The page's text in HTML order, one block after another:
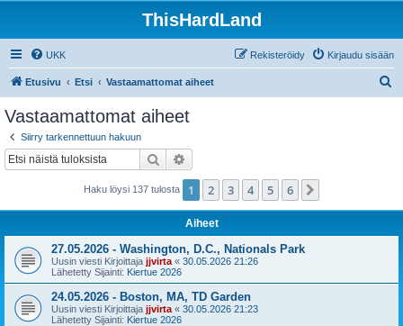
ThisHardLand
UKK Kirjaudu sisään
Rekisteröidy
Etusivu Etsi Vastaamattomat aiheet
Vastaamattomat aiheet
Siirry tarkennettuun hakuun
Etsi
Haku löysi 137 tulosta 1 2 3 4 5 6
Aiheet
27.05.2026 - Washington, D.C., Nationals Park
Uusin viesti Kirjoittaja jjvirta « 30.05.2026 21:26
Lähetetty Sijainti: Kiertue 2026
24.05.2026 - Boston, MA, TD Garden
Uusin viesti Kirjoittaja jjvirta « 30.05.2026 21:23
Lähetetty Sijainti: Kiertue 2026